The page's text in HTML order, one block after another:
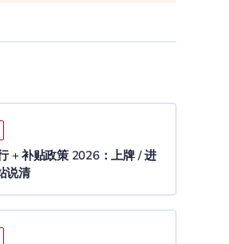
+ 补贴政策 2026：上牌 / 进
说清